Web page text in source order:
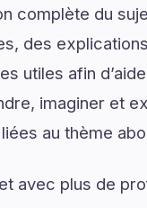
complète du
des
utiles afin
imaginer et
au thème
avec plus de